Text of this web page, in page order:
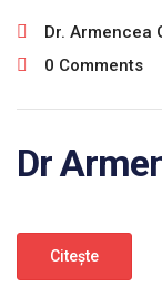
Dr. Armencea
0 Comments
Dr
Citeşte